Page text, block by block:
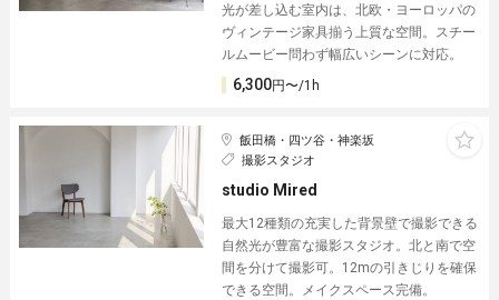
光が差し込む室内は、北欧・ヨーロッパの
ヴィンテージ家具揃う上質な空間。スチー
ルムービー問わず幅広いシーンに対応。
6,300円〜/1h
飯田橋・四ツ谷・神楽坂
撮影スタジオ
studio Mired
最大12種類の充実した背景壁で撮影できる
自然光が豊富な撮影スタジオ。北と南で空
間を分けて撮影可。12mの引きじりを確保
できる空間。メイクスペース完備。